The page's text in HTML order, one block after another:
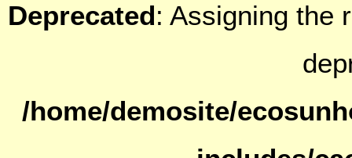
Deprecated: Assigning the
/home/demosite/